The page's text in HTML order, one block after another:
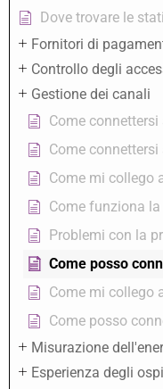
Dove trovare le
Fornitori di
Controllo degli
Gestione dei canali
Come connettersi
Come
Come mi collego
Come funziona
Problemi con la
Come posso
Come mi collego
Come posso
Misurazione
Esperienza degli